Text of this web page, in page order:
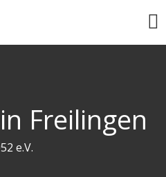
Freilingen
e.V.